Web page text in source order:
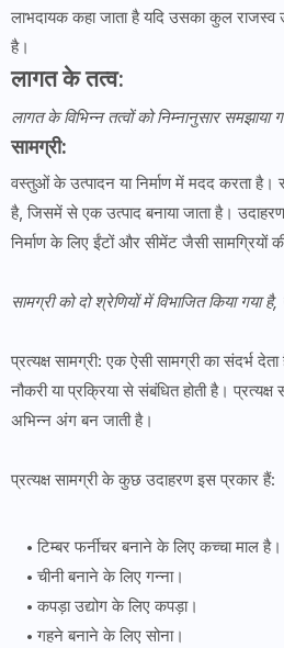
लाभदायक कहा जाता है यदि उसका कुल राजस्व
है।
लागत के तत्व:
लागत के विभिन्न तत्वों को निम्नानुसार समझाया
सामग्री:
वस्तुओं के उत्पादन या निर्माण में मदद करता है।
है, जिसमें से एक उत्पाद बनाया जाता है।
निर्माण के लिए ईंटों और सीमेंट जैसी सामग्रियों
सामग्री को दो श्रेणियों में विभाजित किया गया
प्रत्यक्ष सामग्री: एक ऐसी सामग्री का संदर्भ
नौकरी या प्रक्रिया से संबंधित होती है। प्रत्यक्ष
अभिन्न अंग बन जाती है।
प्रत्यक्ष सामग्री के कुछ उदाहरण इस प्रकार हैं:
टिम्बर फर्नीचर बनाने के लिए कच्चा माल है।
चीनी बनाने के लिए गन्ना।
कपड़ा उद्योग के लिए कपड़ा।
गहने बनाने के लिए सोना।